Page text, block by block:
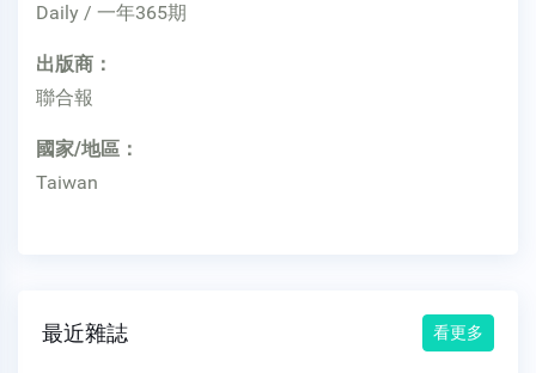
Daily / 一年365期
出版商：
聯合報
國家/地區：
Taiwan
最近雜誌 看更多